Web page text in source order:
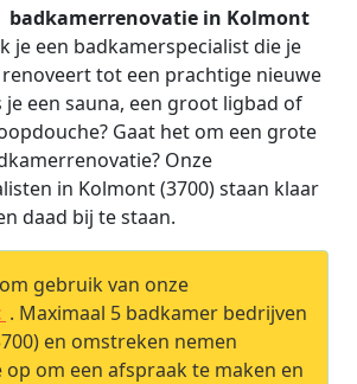
badkamerrenovatie in Kolmont
je een badkamerspecialist die je
tot een prachtige nieuwe
je een sauna, een groot ligbad of
Gaat het om een grote
Onze
in Kolmont (3700) staan klaar
daad bij te staan.
gebruik van onze
. Maximaal 5 badkamer bedrijven
en omstreken nemen
om een afspraak te maken en